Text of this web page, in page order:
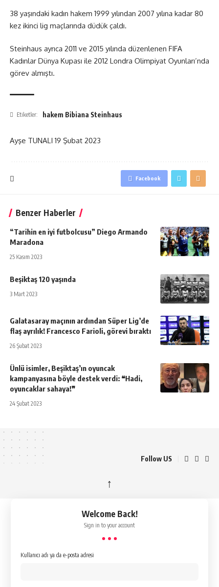
38 yaşındaki kadın hakem 1999 yılından 2007 yılına kadar 80
kez ikinci lig maçlarında düdük çaldı.
Steinhaus ayrıca 2011 ve 2015 yılında düzenlenen FIFA
Kadınlar Dünya Kupası ile 2012 Londra Olimpiyat Oyunları’nda
görev almıştı.
Etiketler: hakem Bibiana Steinhaus
Ayşe TUNALI 19 Şubat 2023
Facebook
Benzer Haberler
“Tarihin en iyi futbolcusu” Diego Armando
Maradona
25 Kasım 2023
Beşiktaş 120 yaşında
3 Mart 2023
Galatasaray maçının ardından Süper Lig’de
flaş ayrılık! Francesco Farioli, görevi bıraktı
26 Şubat 2023
Ünlü isimler, Beşiktaş’ın oyuncak
kampanyasına böyle destek verdi: ❝Hadi,
oyuncaklar sahaya!❞
24 Şubat 2023
Follow US
↑
Welcome Back!
Sign in to your account
Kullanıcı adı ya da e-posta adresi